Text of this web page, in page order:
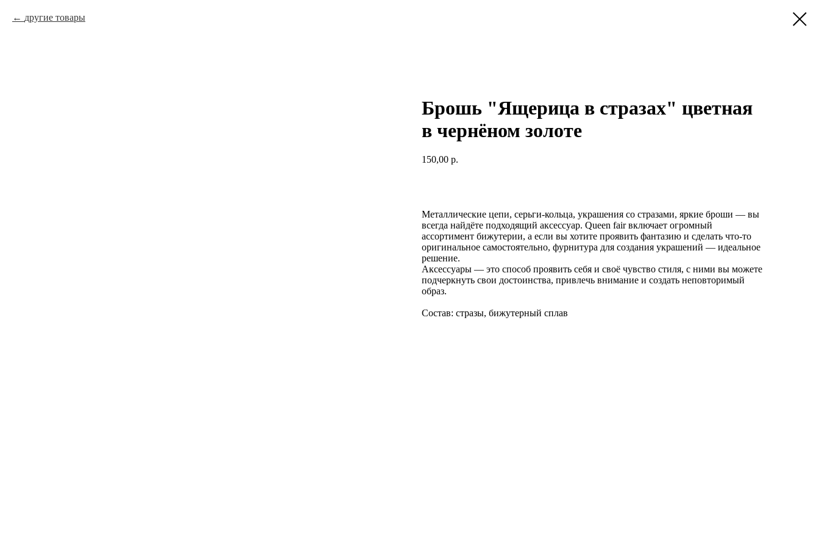
другие товары
Брошь "Ящерица в стразах" цветная
в чернёном золоте
150,00 р.
Металлические цепи, серьги-кольца, украшения со стразами, яркие броши — вы
всегда найдёте подходящий аксессуар. Queen fair включает огромный
ассортимент бижутерии, а если вы хотите проявить фантазию и сделать что-то
оригинальное самостоятельно, фурнитура для создания украшений — идеальное
решение.
Аксессуары — это способ проявить себя и своё чувство стиля, с ними вы можете
подчеркнуть свои достоинства, привлечь внимание и создать неповторимый
образ.
Состав: стразы, бижутерный сплав